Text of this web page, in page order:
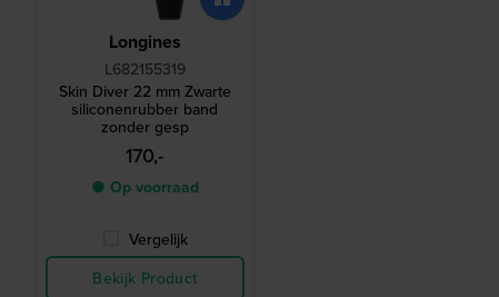
Longines
L682155319
Skin Diver 22 mm Zwarte
siliconenrubber band
zonder gesp
170,-
● Op voorraad
Vergelijk
Bekijk Product